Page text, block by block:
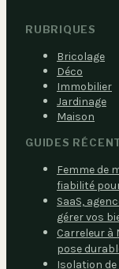
RUBRIQUES
Bricolage
Déco
Immobilier
Jardinage
Maison
GUIDES
Femme de
fiabilité
SaaS,
gérer vos
Carreleur à
pose
Isolation